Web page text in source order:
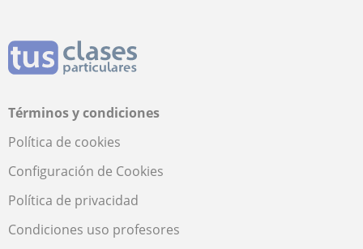
Términos y condiciones
Política de cookies
Configuración de Cookies
Política de privacidad
Condiciones uso profesores